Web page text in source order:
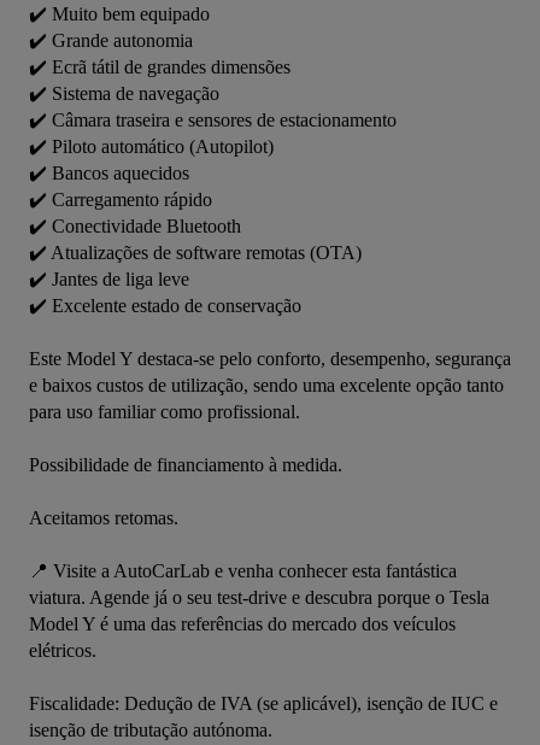
✔️ Muito bem equipado
✔️ Grande autonomia
✔️ Ecrã tátil de grandes dimensões
✔️ Sistema de navegação
✔️ Câmara traseira e sensores de estacionamento
✔️ Piloto automático (Autopilot)
✔️ Bancos aquecidos
✔️ Carregamento rápido
✔️ Conectividade Bluetooth
✔️ Atualizações de software remotas (OTA)
✔️ Jantes de liga leve
✔️ Excelente estado de conservação
Este Model Y destaca-se pelo conforto, desempenho, segurança
e baixos custos de utilização, sendo uma excelente opção tanto
para uso familiar como profissional.
Possibilidade de financiamento à medida.
Aceitamos retomas.
📍 Visite a AutoCarLab e venha conhecer esta fantástica
viatura. Agende já o seu test-drive e descubra porque o Tesla
Model Y é uma das referências do mercado dos veículos
elétricos.
Fiscalidade: Dedução de IVA (se aplicável), isenção de IUC e
isenção de tributação autónoma.